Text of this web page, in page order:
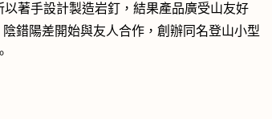
著手設計製造岩釘，結果產品廣受山友好
錯陽差開始與友人合作，創辦同名登山小型